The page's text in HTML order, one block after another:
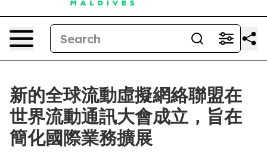
新的全球流動虛擬網絡聯盟在
世界流動通訊大會成立，旨在
簡化國際業務擴展